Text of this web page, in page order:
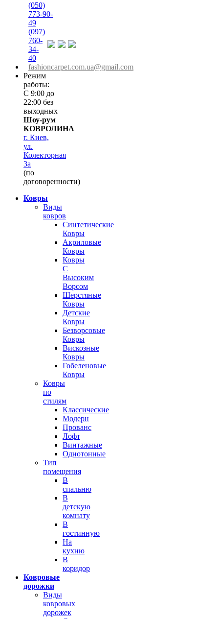
(050)
773-90-
49
(097)
760-
34-
40
fashioncarpet.com.ua@gmail.com
Режим
работы:
С 9:00 до
22:00 без
выходных
Шоу-рум
КОВРОЛИНА
г. Киев,
ул.
Колекторная
3а
(по
договоренности)
Ковры
Виды
ковров
Синтетические
Ковры
Акриловые
Ковры
Ковры
С
Высоким
Ворсом
Шерстяные
Ковры
Детские
Ковры
Безворсовые
Ковры
Вискозные
Ковры
Гобеленовые
Ковры
Ковры
по
стилям
Классические
Модерн
Прованс
Лофт
Винтажные
Однотонные
Тип
помещения
В
спальню
В
детскую
комнату
В
гостинную
На
кухню
В
коридор
Ковровые
дорожки
Виды
ковровых
дорожек